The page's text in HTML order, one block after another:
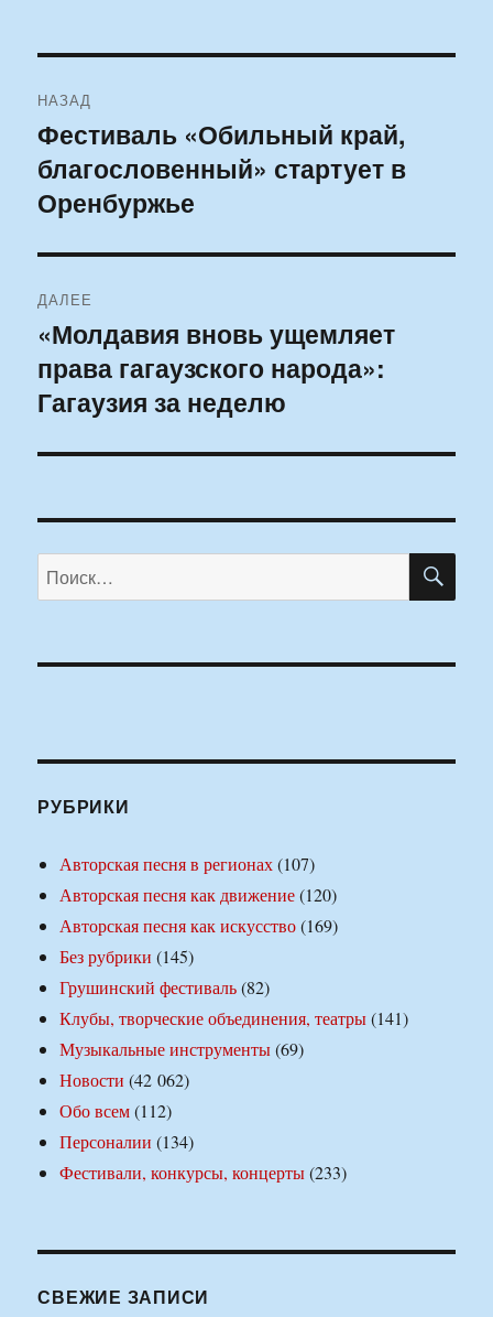
по
записям
НАЗАД
Предыдущая
запись:
Фестиваль «Обильный край,
благословенный» стартует в
Оренбуржье
ДАЛЕЕ
Следующая
запись:
«Молдавия вновь ущемляет
права гагаузского народа»:
Гагаузия за неделю
Искать:
РУБРИКИ
Авторская песня в регионах(107)
Авторская песня как движение(120)
Авторская песня как искусство(169)
Без рубрики (145)
Грушинский фестиваль(82)
Клубы, творческие объединения, театры(141)
Музыкальные инструменты(69)
Новости (42 062)
Обо всем(112)
Персоналии (134)
Фестивали, конкурсы, концерты(233)
СВЕЖИЕ ЗАПИСИ